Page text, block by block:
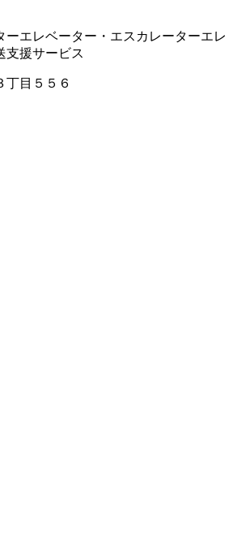
ーエレベーター・エスカレーターエレ
支援サービス
丁目５５６